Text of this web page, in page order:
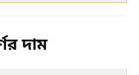
দাম